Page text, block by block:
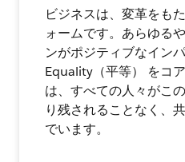
ビジネスは、変革をも
ォームです。あらゆる
ンがポジティブなイン
Equality（平等） をコ
は、すべての人々がこ
り残されることなく、
でいます。